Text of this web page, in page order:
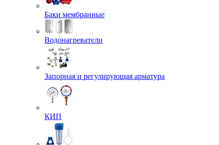
Баки мембранные
Водонагреватели
Запорная и регулирующая арматура
КИП